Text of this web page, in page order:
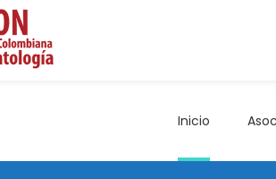
Inicio